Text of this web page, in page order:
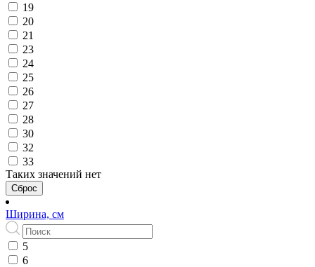
19
20
21
23
24
25
26
27
28
30
32
33
Таких значений нет
Сброс
Ширина, см
5
6